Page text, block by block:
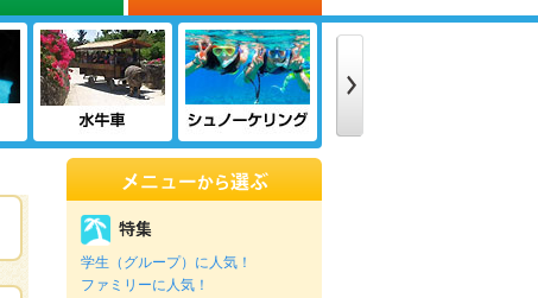
学生（グループ）に人気！
ファミリーに人気！